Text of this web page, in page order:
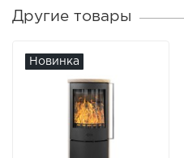
Другие товары
Новинка